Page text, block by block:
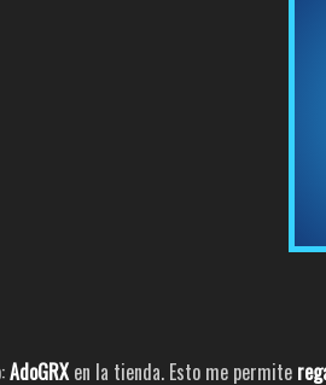
AdoGRX en la tienda. Esto me permite